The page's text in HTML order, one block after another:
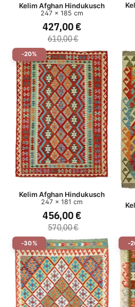
Kelim Afghan Hindukusch
247 x 185 cm
427,00 €
610,00 €
-20%
Kelim Afghan Hindukusch
247 x 181 cm
456,00 €
570,00 €
-30% -